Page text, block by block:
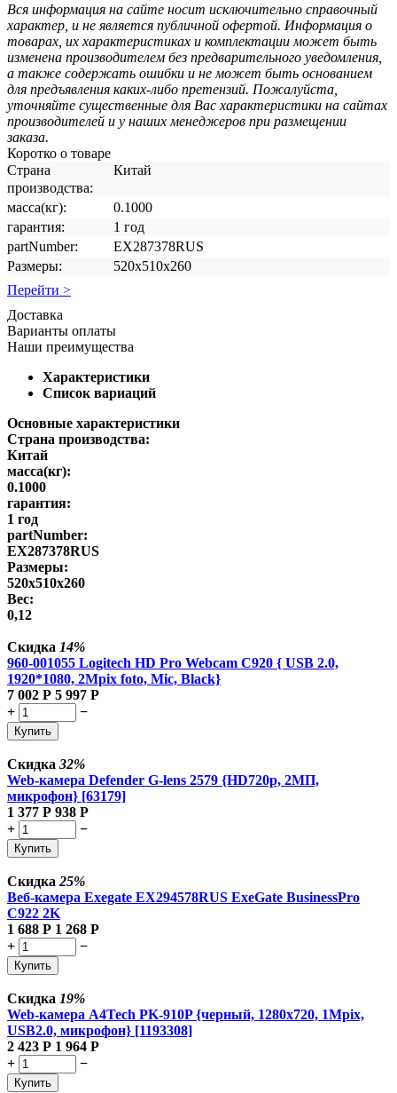
Вся информация на сайте носит исключительно справочный
характер, и не является публичной офертой. Информация о
товарах, их характеристиках и комплектации может быть
изменена производителем без предварительного уведомления,
а также содержать ошибки и не может быть основанием
для предъявления каких-либо претензий. Пожалуйста,
уточняйте существенные для Вас характеристики на сайтах
производителей и у наших менеджеров при размещении
заказа.
Коротко о товаре
Страна
производства:
Китай
масса(кг):
0.1000
гарантия:
1 год
partNumber:
EX287378RUS
Размеры:
520x510x260
Перейти >
Доставка
Варианты оплаты
Наши преимущества
Характеристики
Список вариаций
Основные характеристики
Страна производства:
Китай
масса(кг):
0.1000
гарантия:
1 год
partNumber:
EX287378RUS
Размеры:
520x510x260
Вес:
0,12
Скидка 14%
960-001055 Logitech HD Pro Webcam C920 { USB 2.0,
1920*1080, 2Mpix foto, Mic, Black}
7 002 Р 5 997 Р
+
−
Купить
Скидка 32%
Web-камера Defender G-lens 2579 {HD720p, 2МП,
микрофон} [63179]
1 377 Р 938 Р
+
−
Купить
Скидка 25%
Веб-камера Exegate EX294578RUS ExeGate BusinessPro
C922 2K
1 688 Р 1 268 Р
+
−
Купить
Скидка 19%
Web-камера A4Tech PK-910P {черный, 1280x720, 1Mpix,
USB2.0, микрофон} [1193308]
2 423 Р 1 964 Р
+
−
Купить